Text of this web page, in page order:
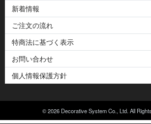
新着情報
ご注文の流れ
特商法に基づく表示
お問い合わせ
個人情報保護方針
© 2026 Decorative System Co., Ltd. All